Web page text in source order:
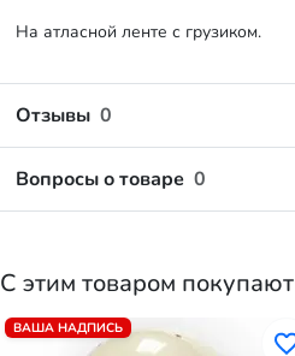
На атласной ленте с грузиком.
Отзывы 0
Вопросы о товаре 0
С этим товаром покупают
ВАША НАДПИСЬ